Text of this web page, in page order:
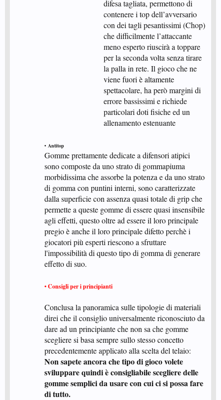
difesa tagliata, permettono di
contenere i top dell’avversario
con dei tagli pesantissimi (Chop)
che difficilmente l’attaccante
meno esperto riuscirà a toppare
per la seconda volta senza tirare
la palla in rete. Il gioco che ne
viene fuori è altamente
spettacolare, ha però margini di
errore bassissimi e richiede
particolari doti fisiche ed un
allenamento estenuante​
• Antitop
Gomme prettamente dedicate a difensori atipici
sono composte da uno strato di gommapiuma
morbidissima che assorbe la potenza e da uno strato
di gomma con puntini interni, sono caratterizzate
dalla superficie con assenza quasi totale di grip che
permette a queste gomme di essere quasi insensibile
agli effetti, questo oltre ad essere il loro principale
pregio è anche il loro principale difetto perchè i
giocatori più esperti riescono a sfruttare
l'impossibilità di questo tipo di gomma di generare
effetto di suo. ​
• Consigli per i principianti
Conclusa la panoramica sulle tipologie di materiali
direi che il consiglio universalmente riconosciuto da
dare ad un principiante che non sa che gomme
scegliere si basa sempre sullo stesso concetto
precedentemente applicato alla scelta del telaio:
Non sapete ancora che tipo di gioco volete
sviluppare quindi è consigliabile scegliere delle
gomme semplici da usare con cui ci si possa fare
di tutto.